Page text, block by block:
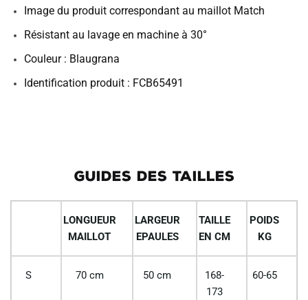
Image du produit correspondant au maillot Match
Résistant au lavage en machine à 30°
Couleur : Blaugrana
Identification produit : FCB65491
GUIDES DES TAILLES
LONGUEUR
MAILLOT
LARGEUR
EPAULES
TAILLE
EN CM
POIDS
KG
S 70 cm 50 cm
168-
173
60-65